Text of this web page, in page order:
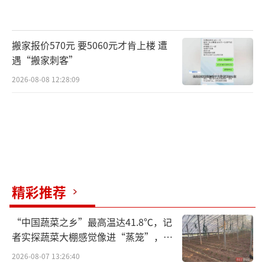
搬家报价570元 要5060元才肯上楼 遭
遇“搬家刺客”
2026-08-08 12:28:09
精彩推荐
“中国蔬菜之乡”最高温达41.8℃，记
者实探蔬菜大棚感觉像进“蒸笼”，有
村民称只能凌晨两点起来干活
2026-08-07 13:26:40